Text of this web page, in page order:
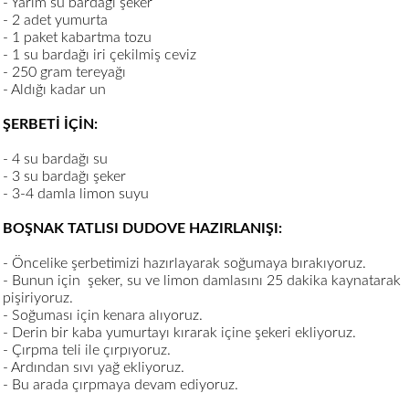
- 2 adet yumurta
- 1 paket kabartma tozu
- 1 su bardağı iri çekilmiş ceviz
- 250 gram tereyağı
- Aldığı kadar un
ŞERBETİ İÇİN:
- 4 su bardağı su
- 3 su bardağı şeker
- 3-4 damla limon suyu
BOŞNAK TATLISI DUDOVE HAZIRLANIŞI:
- Öncelike şerbetimizi hazırlayarak soğumaya bırakıyoruz.
- Bunun için şeker, su ve limon damlasını 25 dakika kaynatarak
pişiriyoruz.
- Soğuması için kenara alıyoruz.
- Derin bir kaba yumurtayı kırarak içine şekeri ekliyoruz.
- Çırpma teli ile çırpıyoruz.
- Ardından sıvı yağ ekliyoruz.
- Bu arada çırpmaya devam ediyoruz.